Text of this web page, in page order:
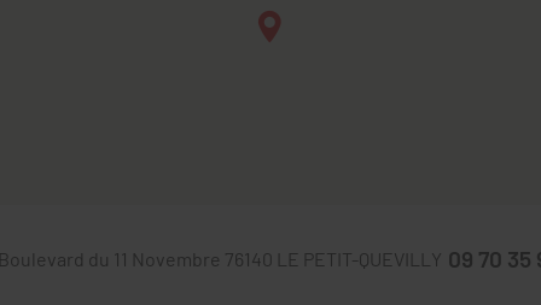
du 11 Novembre 76140 LE PETIT-QUEVILLY 09 70 35